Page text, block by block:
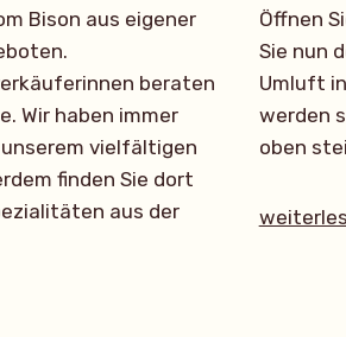
Bison aus eigener
beraten
Wir haben immer
vielfältigen
finden Sie dort
aus der
Öffnen
Sie nun
Umluft
werden
oben
„Für